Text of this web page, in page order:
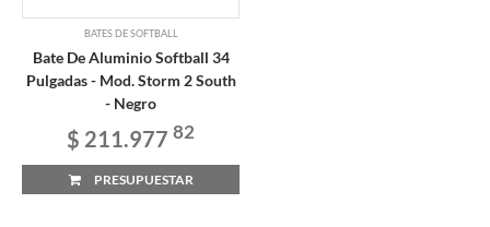
BATES DE SOFTBALL
Bate De Aluminio Softball 34
Pulgadas - Mod. Storm 2 South
- Negro
$ 211.977 82
PRESUPUESTAR